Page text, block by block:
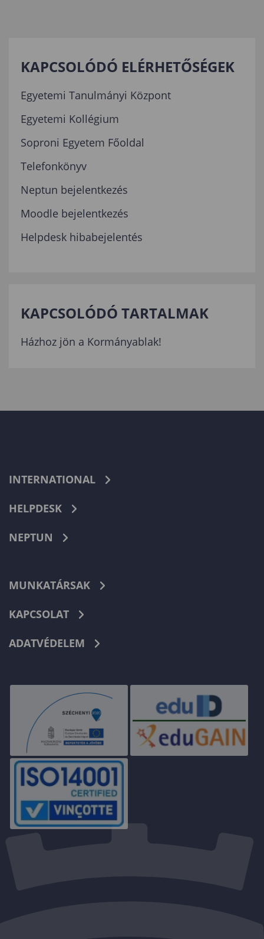
KAPCSOLÓDÓ ELÉRHETŐSÉGEK
Egyetemi Tanulmányi Központ
Egyetemi Kollégium
Soproni Egyetem Főoldal
Telefonkönyv
Neptun bejelentkezés
Moodle bejelentkezés
Helpdesk hibabejelentés
KAPCSOLÓDÓ TARTALMAK
Házhoz jön a Kormányablak!
INTERNATIONAL
HELPDESK
NEPTUN
MUNKATÁRSAK
KAPCSOLAT
ADATVÉDELEM